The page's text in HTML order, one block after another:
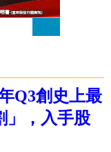
Q3創史上最
」，入手股